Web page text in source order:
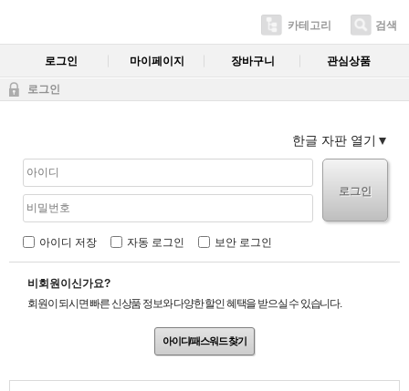
카테고리 검색
로그인 마이페이지 장바구니 관심상품
로그인
한글 자판 열기
로그인
아이디 저장 자동 로그인 보안 로그인
비회원이신가요?
회원이 되시면 빠른 신상품 정보와 다양한 할인 혜택을 받으실 수 있습니다.
아이디/패스워드 찾기